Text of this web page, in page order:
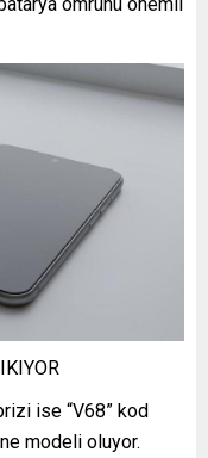
ise “V68” kod
modeli oluyor.